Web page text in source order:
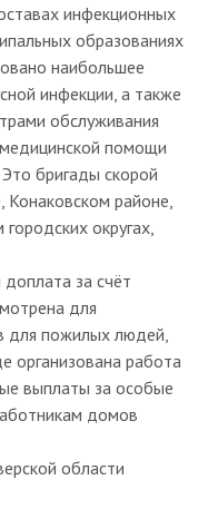
инфекционных
образованиях
наибольшее
инфекции, а также
обслуживания
помощи
бригады скорой
районе,
округах,
за счёт
для
для пожилых людей,
организована работа
выплаты за особые
домов
области